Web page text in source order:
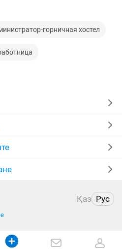
горничная хостел
Қаз Рус